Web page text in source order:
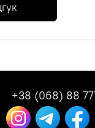
+38 (068) 88